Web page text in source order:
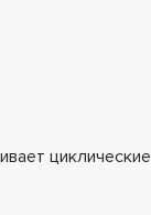
циклические